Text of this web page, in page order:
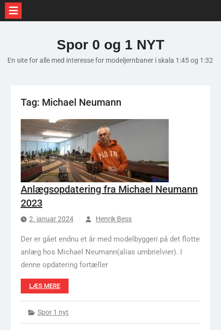
Spor 0 og 1 NYT
En site for alle med interesse for modeljernbaner i skala 1:45 og 1:32
Tag: Michael Neumann
Anlægsopdatering fra Michael Neumann
2023
2. januar 2024 Henrik Bess
Der er gået endnu et år med modelbyggeri på det flotte
anlæg hos Michael Neumann(alias umbrielvier). I
denne opdatering fortæller
LÆS MERE
Spor 1 nyt